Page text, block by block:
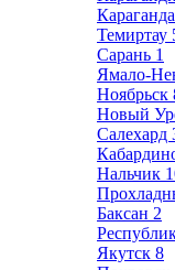
Караганда
Темиртау
Сарань 1
Ямало-
Ноябрьск
Новый
Салехард
Нальчик
Баксан 2
Якутск 8